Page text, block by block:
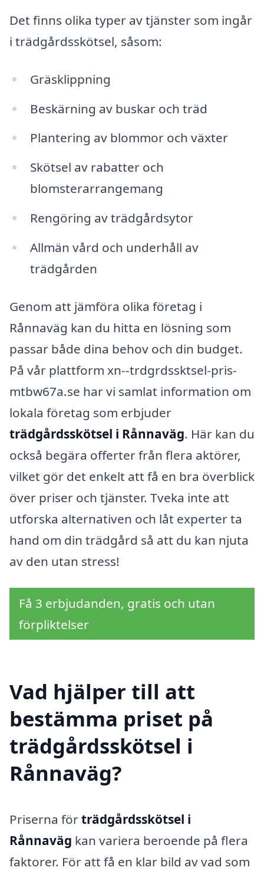
Det finns olika typer av tjänster som ingår
i trädgårdsskötsel, såsom:
Gräsklippning
Beskärning av buskar och träd
Plantering av blommor och växter
Skötsel av rabatter och
blomsterarrangemang
Rengöring av trädgårdsytor
Allmän vård och underhåll av
trädgården
Genom att jämföra olika företag i
Rånnaväg kan du hitta en lösning som
passar både dina behov och din budget.
På vår plattform xn--trdgrdssktsel-pris-
mtbw67a.se har vi samlat information om
lokala företag som erbjuder
trädgårdsskötsel i Rånnaväg. Här kan du
också begära offerter från flera aktörer,
vilket gör det enkelt att få en bra överblick
över priser och tjänster. Tveka inte att
utforska alternativen och låt experter ta
hand om din trädgård så att du kan njuta
av den utan stress!
Få 3 erbjudanden, gratis och utan
förpliktelser
Vad hjälper till att
bestämma priset på
trädgårdsskötsel i
Rånnaväg?
Priserna förträdgårdsskötsel i
Rånnaväg kan variera beroende på flera
faktorer. För att få en klar bild av vad som